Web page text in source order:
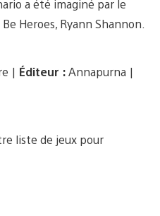
a été imaginé par le
Heroes, Ryann Shannon.
| Éditeur :Annapurna |
liste de jeux pour